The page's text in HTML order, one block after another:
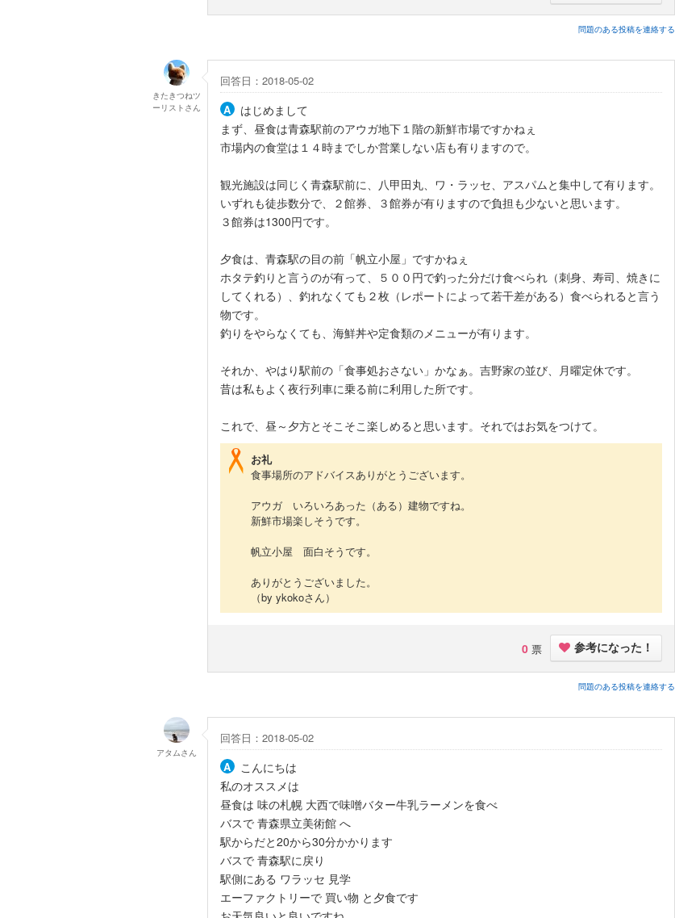
問題のある投稿を連絡する
回答日：2018-05-02
はじめまして
まず、昼食は青森駅前のアウガ地下１階の新鮮市場ですかねぇ
市場内の食堂は１４時までしか営業しない店も有りますので。
観光施設は同じく青森駅前に、八甲田丸、ワ・ラッセ、アスパムと集中して有ります。
いずれも徒歩数分で、２館券、３館券が有りますので負担も少ないと思います。
３館券は1300円です。
夕食は、青森駅の目の前「帆立小屋」ですかねぇ
ホタテ釣りと言うのが有って、５００円で釣った分だけ食べられ（刺身、寿司、焼きに
してくれる）、釣れなくても２枚（レポートによって若干差がある）食べられると言う
物です。
釣りをやらなくても、海鮮丼や定食類のメニューが有ります。
それか、やはり駅前の「食事処おさない」かなぁ。吉野家の並び、月曜定休です。
昔は私もよく夜行列車に乗る前に利用した所です。
これで、昼～夕方とそこそこ楽しめると思います。それではお気をつけて。
お礼
食事場所のアドバイスありがとうございます。
アウガ いろいろあった（ある）建物ですね。
新鮮市場楽しそうです。
帆立小屋 面白そうです。
ありがとうございました。
（by ykokoさん）
0 票 参考になった！
問題のある投稿を連絡する
きたきつねツ
ーリスト さん
回答日：2018-05-02
こんにちは
私のオススメは
昼食は 味の札幌 大西で味噌バター牛乳ラーメンを食べ
バスで 青森県立美術館 へ
駅からだと20から30分かかります
バスで 青森駅に戻り
駅側にある ワラッセ 見学
エーファクトリーで 買い物 と夕食です
アタムさん